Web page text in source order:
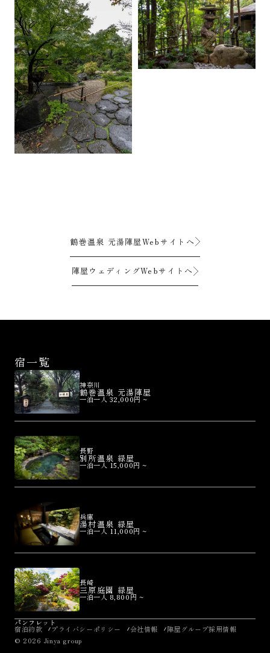
鶴巻温泉 元湯陣屋Webサイトへ
陣屋ウェディングWebサイトへ
宿一覧
神奈川
鶴巻温泉 元湯陣屋
一泊一人 32,000円 ~
長野
別所温泉 緑屋
一泊一人 15,000円 ~
兵庫
湯村温泉 緑屋
一泊一人 11,000円 ~
長崎
三原庭園 緑屋
一泊一人 8,800円 ~
パンフレット
宿泊約款 プライバシーポリシー 会社情報
陣屋グループ採用情報
© 2026 Jinya group